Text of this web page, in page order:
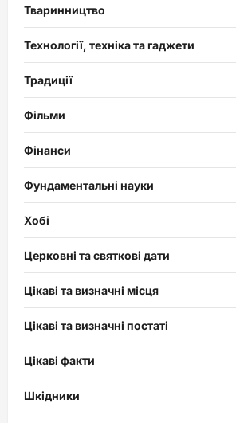
Тваринництво
Технології, техніка та гаджети
Традиції
Фільми
Фінанси
Фундаментальні науки
Хобі
Церковні та святкові дати
Цікаві та визначні місця
Цікаві та визначні постаті
Цікаві факти
Шкідники